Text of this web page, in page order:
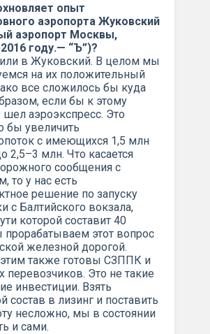
опыт
аэропорта Жуковский
аэропорт Москвы,
году.— “Ъ”)?
в Жуковский. В целом мы
на их положительный
все сложилось бы куда
если бы к этому
шел аэроэкспресс. Это
бы увеличить
с имеющихся 1,5 млн
2,5–3 млн. Что касается
сообщения с
то у нас есть
решение по запуску
с Балтийского вокзала,
которой составит 40
этот вопрос
железной дорогой.
также готовы СЗППК и
перевозчиков. Это не такие
инвестиции. Взять
состав в лизинг и поставить
несложно, мы в состоянии
и сами.